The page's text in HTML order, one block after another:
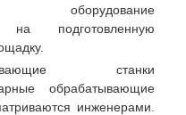
оборудование
на подготовленную
станки
обрабатывающие
инженерами.